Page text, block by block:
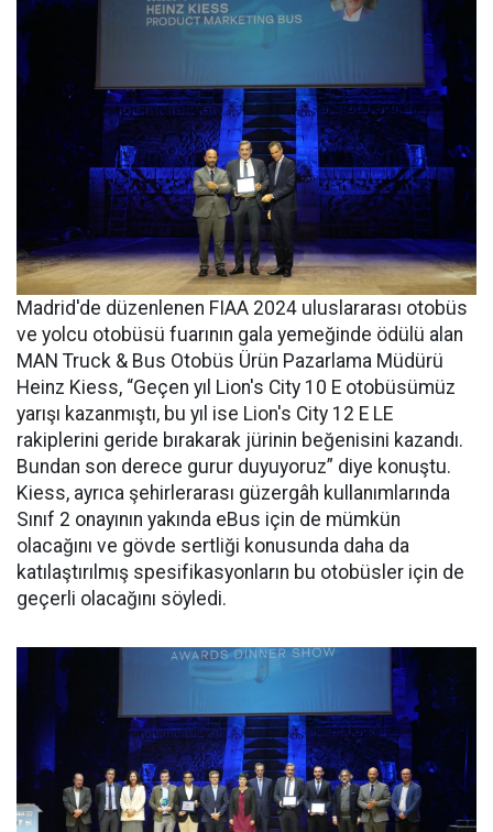
Madrid'de düzenlenen FIAA 2024 uluslararası otobüs
ve yolcu otobüsü fuarının gala yemeğinde ödülü alan
MAN Truck & Bus Otobüs Ürün Pazarlama Müdürü
Heinz Kiess, “Geçen yıl Lion's City 10 E otobüsümüz
yarışı kazanmıştı, bu yıl ise Lion's City 12 E LE
rakiplerini geride bırakarak jürinin beğenisini kazandı.
Bundan son derece gurur duyuyoruz” diye konuştu.
Kiess, ayrıca şehirlerarası güzergâh kullanımlarında
Sınıf 2 onayının yakında eBus için de mümkün
olacağını ve gövde sertliği konusunda daha da
katılaştırılmış spesifikasyonların bu otobüsler için de
geçerli olacağını söyledi.